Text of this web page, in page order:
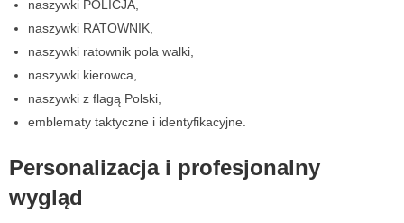
naszywki POLICJA,
naszywki RATOWNIK,
naszywki ratownik pola walki,
naszywki kierowca,
naszywki z flagą Polski,
emblematy taktyczne i identyfikacyjne.
Personalizacja i profesjonalny
wygląd